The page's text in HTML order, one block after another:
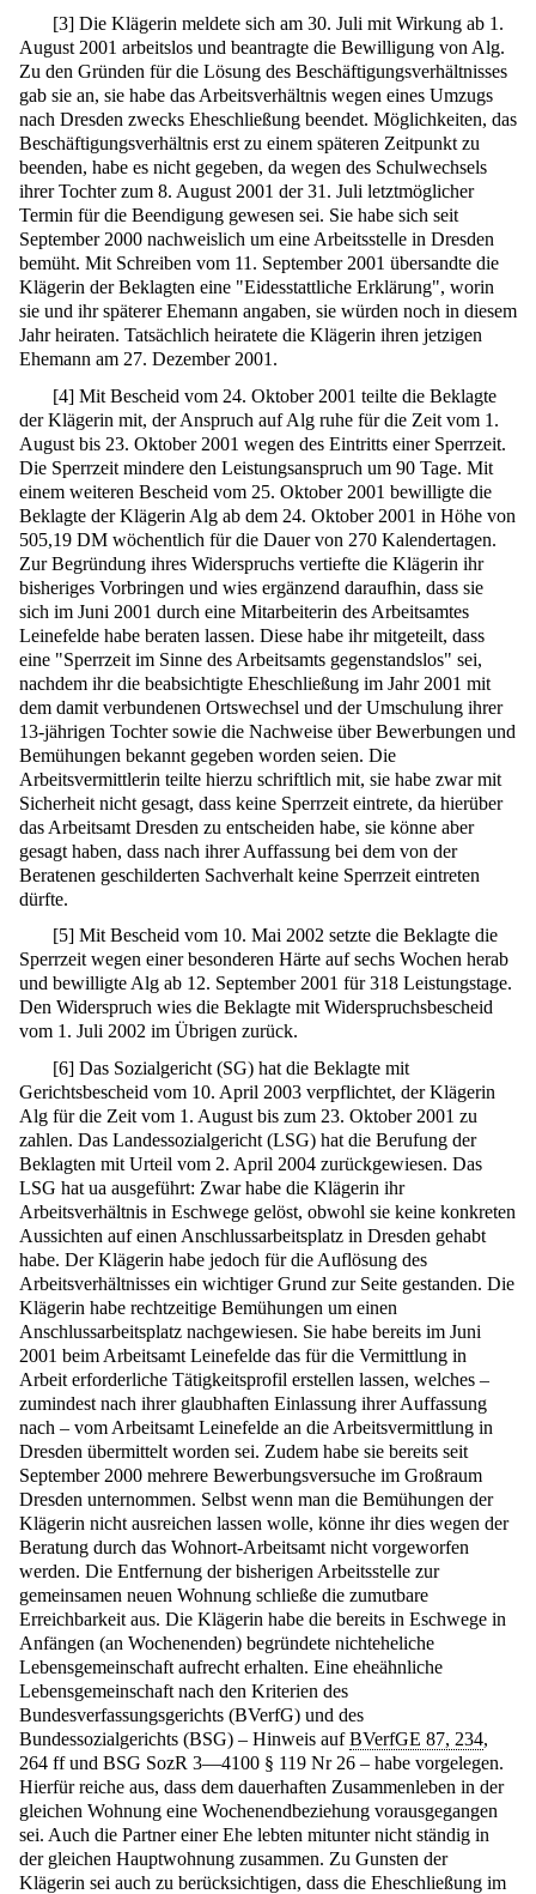
[3] Die Klägerin meldete sich am 30. Juli mit Wirkung ab 1.
August 2001 arbeitslos und beantragte die Bewilligung von Alg.
Zu den Gründen für die Lösung des Beschäftigungsverhältnisses
gab sie an, sie habe das Arbeitsverhältnis wegen eines Umzugs
nach Dresden zwecks Eheschließung beendet. Möglichkeiten, das
Beschäftigungsverhältnis erst zu einem späteren Zeitpunkt zu
beenden, habe es nicht gegeben, da wegen des Schulwechsels
ihrer Tochter zum 8. August 2001 der 31. Juli letztmöglicher
Termin für die Beendigung gewesen sei. Sie habe sich seit
September 2000 nachweislich um eine Arbeitsstelle in Dresden
bemüht. Mit Schreiben vom 11. September 2001 übersandte die
Klägerin der Beklagten eine "Eidesstattliche Erklärung", worin
sie und ihr späterer Ehemann angaben, sie würden noch in diesem
Jahr heiraten. Tatsächlich heiratete die Klägerin ihren jetzigen
Ehemann am 27. Dezember 2001.
[4] Mit Bescheid vom 24. Oktober 2001 teilte die Beklagte
der Klägerin mit, der Anspruch auf Alg ruhe für die Zeit vom 1.
August bis 23. Oktober 2001 wegen des Eintritts einer Sperrzeit.
Die Sperrzeit mindere den Leistungsanspruch um 90 Tage. Mit
einem weiteren Bescheid vom 25. Oktober 2001 bewilligte die
Beklagte der Klägerin Alg ab dem 24. Oktober 2001 in Höhe von
505,19 DM wöchentlich für die Dauer von 270 Kalendertagen.
Zur Begründung ihres Widerspruchs vertiefte die Klägerin ihr
bisheriges Vorbringen und wies ergänzend daraufhin, dass sie
sich im Juni 2001 durch eine Mitarbeiterin des Arbeitsamtes
Leinefelde habe beraten lassen. Diese habe ihr mitgeteilt, dass
eine "Sperrzeit im Sinne des Arbeitsamts gegenstandslos" sei,
nachdem ihr die beabsichtigte Eheschließung im Jahr 2001 mit
dem damit verbundenen Ortswechsel und der Umschulung ihrer
13-jährigen Tochter sowie die Nachweise über Bewerbungen und
Bemühungen bekannt gegeben worden seien. Die
Arbeitsvermittlerin teilte hierzu schriftlich mit, sie habe zwar mit
Sicherheit nicht gesagt, dass keine Sperrzeit eintrete, da hierüber
das Arbeitsamt Dresden zu entscheiden habe, sie könne aber
gesagt haben, dass nach ihrer Auffassung bei dem von der
Beratenen geschilderten Sachverhalt keine Sperrzeit eintreten
dürfte.
[5] Mit Bescheid vom 10. Mai 2002 setzte die Beklagte die
Sperrzeit wegen einer besonderen Härte auf sechs Wochen herab
und bewilligte Alg ab 12. September 2001 für 318 Leistungstage.
Den Widerspruch wies die Beklagte mit Widerspruchsbescheid
vom 1. Juli 2002 im Übrigen zurück.
[6] Das Sozialgericht (SG) hat die Beklagte mit
Gerichtsbescheid vom 10. April 2003 verpflichtet, der Klägerin
Alg für die Zeit vom 1. August bis zum 23. Oktober 2001 zu
zahlen. Das Landessozialgericht (LSG) hat die Berufung der
Beklagten mit Urteil vom 2. April 2004 zurückgewiesen. Das
LSG hat ua ausgeführt: Zwar habe die Klägerin ihr
Arbeitsverhältnis in Eschwege gelöst, obwohl sie keine konkreten
Aussichten auf einen Anschlussarbeitsplatz in Dresden gehabt
habe. Der Klägerin habe jedoch für die Auflösung des
Arbeitsverhältnisses ein wichtiger Grund zur Seite gestanden. Die
Klägerin habe rechtzeitige Bemühungen um einen
Anschlussarbeitsplatz nachgewiesen. Sie habe bereits im Juni
2001 beim Arbeitsamt Leinefelde das für die Vermittlung in
Arbeit erforderliche Tätigkeitsprofil erstellen lassen, welches –
zumindest nach ihrer glaubhaften Einlassung ihrer Auffassung
nach – vom Arbeitsamt Leinefelde an die Arbeitsvermittlung in
Dresden übermittelt worden sei. Zudem habe sie bereits seit
September 2000 mehrere Bewerbungsversuche im Großraum
Dresden unternommen. Selbst wenn man die Bemühungen der
Klägerin nicht ausreichen lassen wolle, könne ihr dies wegen der
Beratung durch das Wohnort-Arbeitsamt nicht vorgeworfen
werden. Die Entfernung der bisherigen Arbeitsstelle zur
gemeinsamen neuen Wohnung schließe die zumutbare
Erreichbarkeit aus. Die Klägerin habe die bereits in Eschwege in
Anfängen (an Wochenenden) begründete nichteheliche
Lebensgemeinschaft aufrecht erhalten. Eine eheähnliche
Lebensgemeinschaft nach den Kriterien des
Bundesverfassungsgerichts (BVerfG) und des
Bundessozialgerichts (BSG) – Hinweis aufBVerfGE 87, 234,
264 ff und BSG SozR 3—4100 § 119 Nr 26 – habe vorgelegen.
Hierfür reiche aus, dass dem dauerhaften Zusammenleben in der
gleichen Wohnung eine Wochenendbeziehung vorausgegangen
sei. Auch die Partner einer Ehe lebten mitunter nicht ständig in
der gleichen Hauptwohnung zusammen. Zu Gunsten der
Klägerin sei auch zu berücksichtigen, dass die Eheschließung im